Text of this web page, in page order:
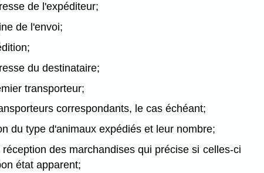
de l'expéditeur;
de l'envoi;
du destinataire;
transporteur;
correspondants, le cas échéant;
du type d'animaux expédiés et leur nombre;
des marchandises qui précise si celles-ci
état apparent;